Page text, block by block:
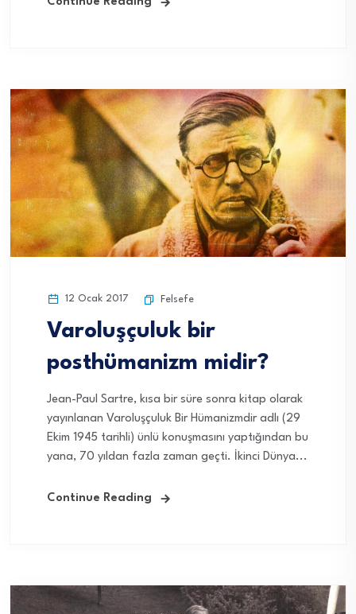
12 Ocak 2017 Felsefe
Varoluşçuluk bir
posthümanizm midir?
Jean-Paul Sartre, kısa bir süre sonra kitap olarak
yayınlanan Varoluşçuluk Bir Hümanizmdir adlı (29
Ekim 1945 tarihli) ünlü konuşmasını yaptığından bu
yana, 70 yıldan fazla zaman geçti. İkinci Dünya...
Continue Reading